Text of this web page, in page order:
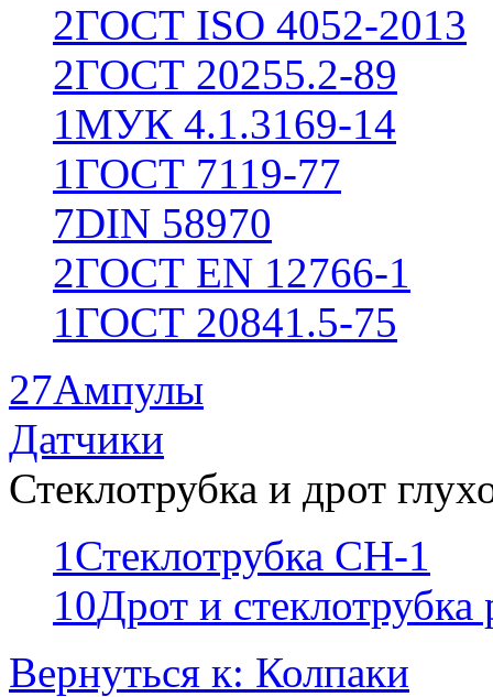
2ГОСТ ISO 4052-2013
2ГОСТ 20255.2-89
1МУК 4.1.3169-14
1ГОСТ 7119-77
7DIN 58970
2ГОСТ EN 12766-1
1ГОСТ 20841.5-75
27Ампулы
Датчики
Стеклотрубка и дрот
1Стеклотрубка СН-1
10Дрот и
Вернуться к: Колпаки